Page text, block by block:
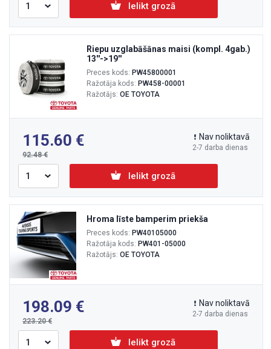
Ielikt grozā
Riepu uzglabāšānas maisi (kompl. 4gab.)
13''->19''
Preces kods: PW45800001
Ražotāja kods: PW458-00001
Ražotājs: OE TOYOTA
115.60
92.48
2-7 darba dienas
Nav noliktavā
Ielikt grozā
Hroma līste bamperim priekša
Preces kods: PW40105000
Ražotāja kods: PW401-05000
Ražotājs: OE TOYOTA
198.09
223.20
2-7 darba dienas
Nav noliktavā
Ielikt grozā